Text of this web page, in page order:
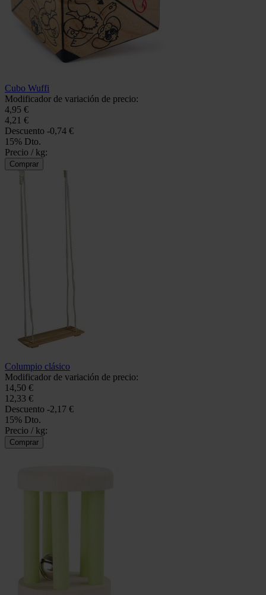
Cubo Wuffi
Modificador de variación de precio:
4,95 €
4,21 €
Descuento -0,74 €
15% Dto.
Precio / kg:
Columpio clásico
Modificador de variación de precio:
14,50 €
12,33 €
Descuento -2,17 €
15% Dto.
Precio / kg: